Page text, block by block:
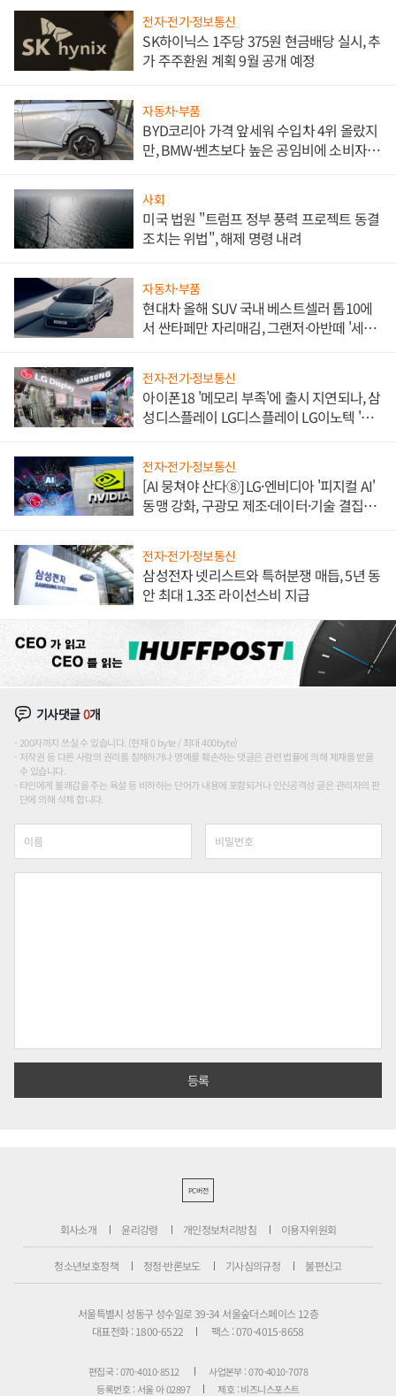
전자·전기·정보통신
SK하이닉스 1주당 375원 현금배당 실시, 추
가 주주환원 계획 9월 공개 예정
자동차·부품
BYD코리아 가격 앞세워 수입차 4위 올랐지
만, BMW·벤츠보다 높은 공임비에 소비자
사회
미국 법원 "트럼프 정부 풍력 프로젝트 동결
조치는 위법", 해제 명령 내려
자동차·부품
현대차 올해 SUV 국내 베스트셀러 톱10에
서 싼타페만 자리매김, 그랜저·아반떼 '세단
전자·전기·정보통신
아이폰18 '메모리 부족'에 출시 지연되나, 삼
성디스플레이 LG디스플레이 LG이노텍 '탈
전자·전기·정보통신
[AI 뭉쳐야 산다⑧] LG·엔비디아 '피지컬 AI'
동맹 강화, 구광모 제조·데이터·기술 결집
전자·전기·정보통신
삼성전자 넷리스트와 특허분쟁 매듭, 5년 동
안 최대 1.3조 라이선스비 지급
기사댓글0개
200자까지 쓰실 수 있습니다. (현재 0 byte / 최대 400byte)
저작권 등 다른 사람의 권리를 침해하거나 명예를 훼손하는 댓글은 관련 법률에 의해 제재를 받을
수 있습니다.
타인에게 불쾌감을 주는 욕설 등 비하하는 단어가 내용에 포함되거나 인신공격성 글은 관리자의 판
단에 의해 삭제 합니다.
PC버전
회사소개 윤리강령 개인정보처리방침 이용자위원회
청소년보호정책 정정·반론보도 기사심의규정 불편신고
서울특별시 성동구 성수일로 39-34 서울숲더스페이스 12층
대표전화 : 1800-6522
팩스 : 070-4015-8658
편집국 : 070-4010-8512
사업본부 : 070-4010-7078
등록번호 : 서울 아 02897
제호 : 비즈니스포스트